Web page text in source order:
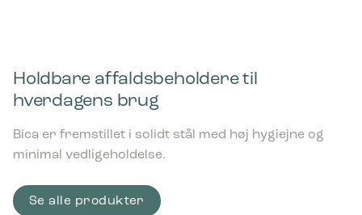
Holdbare affaldsbeholdere til
hverdagens brug
Bica er fremstillet i solidt stål med høj hygiejne og
minimal vedligeholdelse.
Se alle produkter